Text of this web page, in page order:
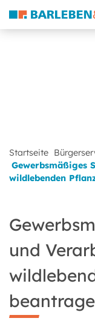
Startseite
Gewerbsmäßiges
wildlebenden
und